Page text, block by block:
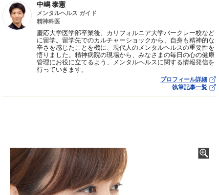
中嶋 泰憲
メンタルヘルス ガイド
精神科医
慶応大学医学部卒業後、カリフォルニア大学バークレー校など
に留学。留学先でのカルチャーショックから、自身も精神的な
辛さを感じたことを機に、現代人のメンタルヘルスの重要性を
悟りました。精神病院の現場から、みなさまの毎日の心の健康
管理にお役に立てるよう、メンタルヘルスに関する情報発信を
行っていきます。
プロフィール詳細
執筆記事一覧